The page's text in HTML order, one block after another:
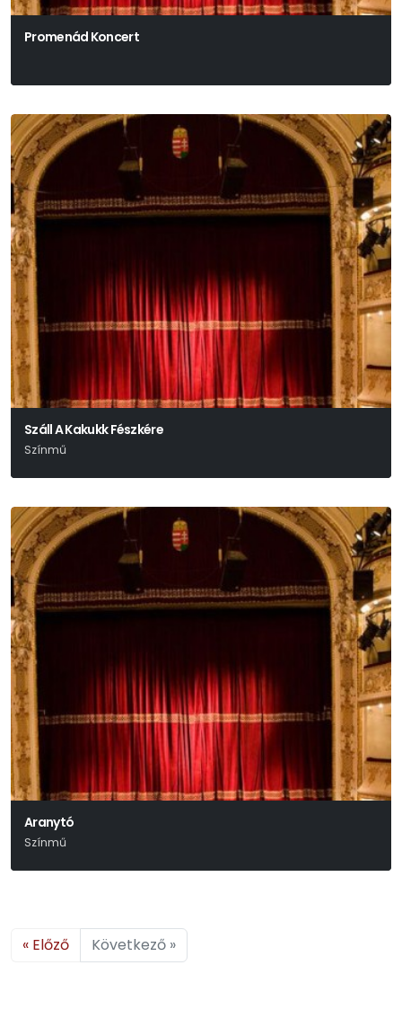
Promenád Koncert
Száll A Kakukk Fészkére
Színmű
Aranytó
Színmű
« Előző Következő »